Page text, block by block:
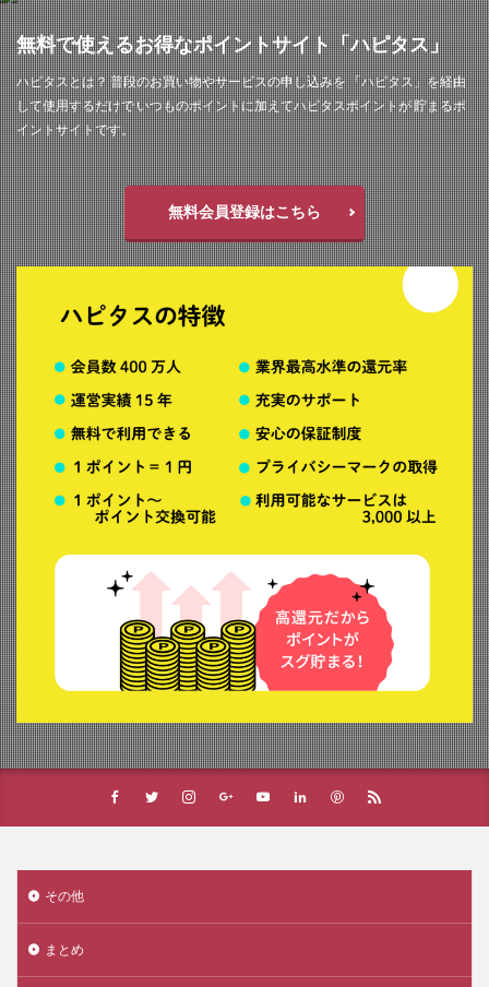
無料で使えるお得なポイントサイト「ハピタス」
ハピタスとは？ 普段のお買い物やサービスの申し込みを 「ハピタス」を経由
して使用するだけで いつものポイントに加えてハピタスポイントが 貯まるポ
イントサイトです。
無料会員登録はこちら
その他
まとめ